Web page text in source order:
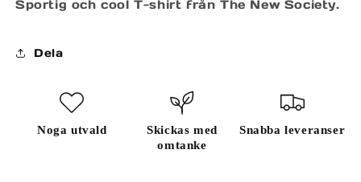
Sportig och cool T-shirt från The New Society.
Dela
Noga utvald
Skickas med
omtanke
Snabba leveranser